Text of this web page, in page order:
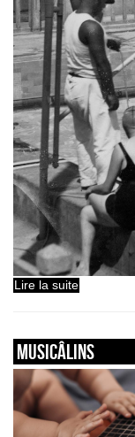
Lire la suite
Musicâlins